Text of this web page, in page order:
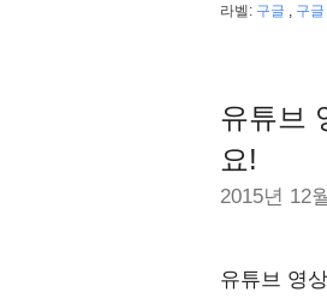
라벨: 구글 구
유튜브
요!
2015년 12
유튜브 영